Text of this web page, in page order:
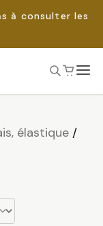
à consulter les
élastique/